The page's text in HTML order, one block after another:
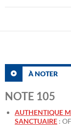
À NOTER
NOTE 105
AUTHENTIQUE
SANCTUAIRE :